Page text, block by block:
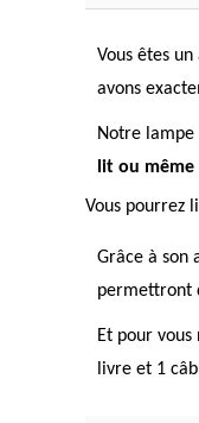
Vous êtes
avons
Notre
lit ou
Vous pourrez
Grâce à son
permettront
Et pour
livre et 1